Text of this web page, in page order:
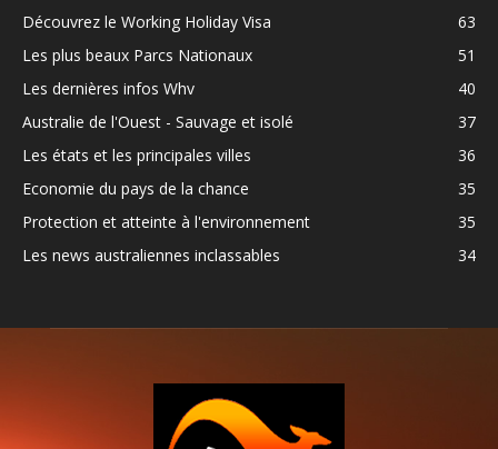
Découvrez le Working Holiday Visa
63
Les plus beaux Parcs Nationaux
51
Les dernières infos Whv
40
Australie de l'Ouest - Sauvage et isolé
37
Les états et les principales villes
36
Economie du pays de la chance
35
Protection et atteinte à l'environnement
35
Les news australiennes inclassables
34